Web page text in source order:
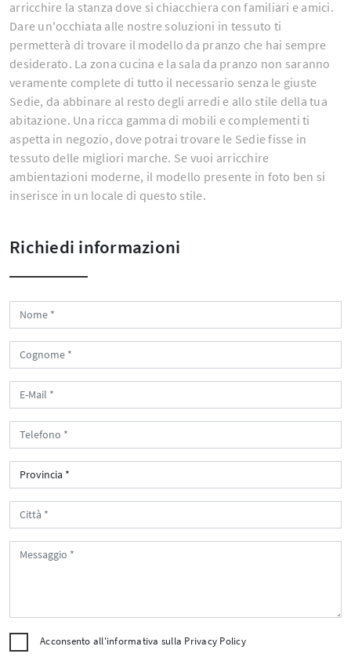
arricchire la stanza dove si chiacchiera con familiari e amici.
Dare un'occhiata alle nostre soluzioni in tessuto ti
permetterà di trovare il modello da pranzo che hai sempre
desiderato. La zona cucina e la sala da pranzo non saranno
veramente complete di tutto il necessario senza le giuste
Sedie, da abbinare al resto degli arredi e allo stile della tua
abitazione. Una ricca gamma di mobili e complementi ti
aspetta in negozio, dove potrai trovare le Sedie fisse in
tessuto delle migliori marche. Se vuoi arricchire
ambientazioni moderne, il modello presente in foto ben si
inserisce in un locale di questo stile.
Richiedi informazioni
Acconsento all'informativa sulla Privacy Policy